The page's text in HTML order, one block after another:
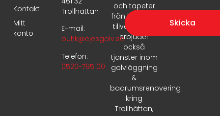
och tapeter
från ledande
tillverkare. Vi
erbjuder
också
tjänster inom
golvläggning
&
badrumsrenovering
kring
Trollhättan,
Kontakt
Mitt
konto
Trollhättan
E-mail:
butik@ejesgolv.se
Telefon:
0520-795 00
Skicka